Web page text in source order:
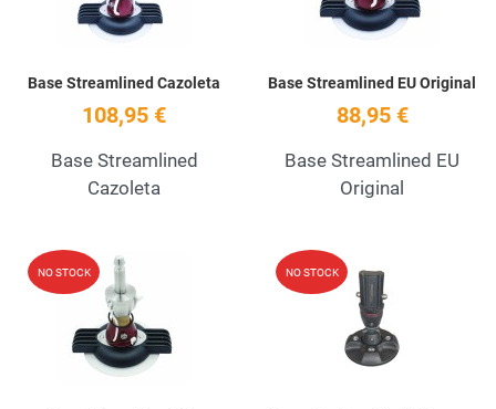
Base Streamlined Cazoleta
108,95 €
Base Streamlined
Cazoleta
Base Streamlined EU Original
88,95 €
Base Streamlined EU
Original
NO STOCK Add to Wishlist
NO STOCK